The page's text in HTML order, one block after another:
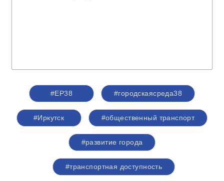
#ЕР38 #городскаясреда38
#Иркутск #общественный транспорт
#развитие города
#транспортная доступность